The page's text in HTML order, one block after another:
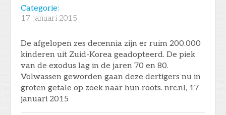
Categorie:
17 januari 2015
De afgelopen zes decennia zijn er ruim 200.000
kinderen uit Zuid-Korea geadopteerd. De piek
van de exodus lag in de jaren 70 en 80.
Volwassen geworden gaan deze dertigers nu in
groten getale op zoek naar hun roots. nrc.nl, 17
januari 2015